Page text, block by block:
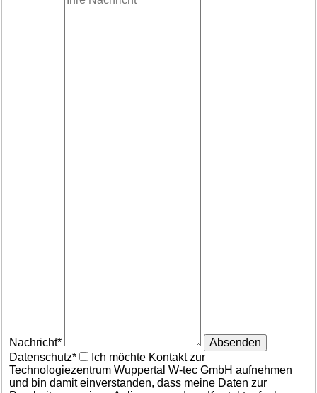
Nachricht*
Absenden
Datenschutz*
Ich möchte Kontakt zur
Technologiezentrum Wuppertal W-tec GmbH aufnehmen
und bin damit einverstanden, dass meine Daten zur